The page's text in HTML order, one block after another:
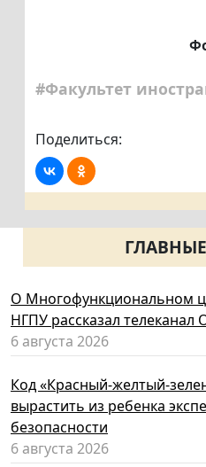
#Факультет
Поделиться:
О Многофункциональном
НГПУ рассказал телеканал
6 августа 2026
Код «Красный-желтый-
вырастить из ребенка
безопасности
6 августа 2026